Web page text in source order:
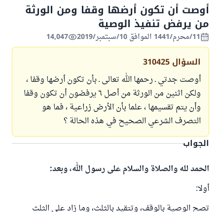
أوصت أن تكون أرضها وقفا ومن الورثة
من يرفض تنفيذ الوصية
11/محرم/1441 الموافق 10/سبتمبر/2019 14,047
السؤال 310425
أوصت جدتي ـ رحمها الله تعالى ـ بأن تكون أرضها وقفا ،
ولكن اثنين من الورثة من أصل ٦ يرفضون أن تكون وقفا
وأن يتم تقسيمها ، علما بأن الأرض زراعية ، فما هو
التصرف الشرعي الصحيح في هذه الحالة ؟
الجواب
الحمد لله والصلاة والسلام على رسول الله، وبعد:
أولا:
تصح الوصية بالوقف، وتتقيد بالثلث، وما زاد على الثلث